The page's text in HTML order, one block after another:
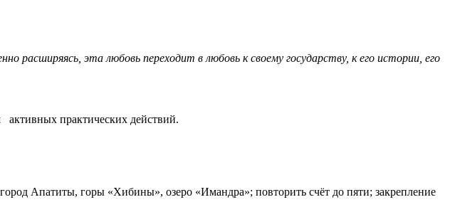
расширяясь, эта любовь переходит в любовь к своему государству, к его истории, его
активных практических действий.
Апатиты, горы «Хибины», озеро «Имандра»; повторить счёт до пяти; закрепление